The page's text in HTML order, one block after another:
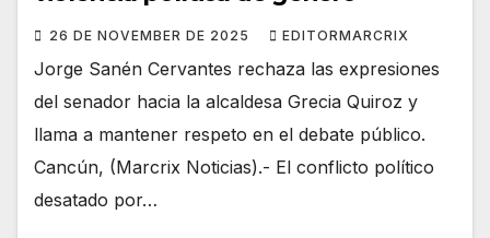
26 DE NOVEMBER DE 2025 EDITORMARCRIX
Jorge Sanén Cervantes rechaza las expresiones
del senador hacia la alcaldesa Grecia Quiroz y
llama a mantener respeto en el debate público.
Cancún, (Marcrix Noticias).- El conflicto político
desatado por…